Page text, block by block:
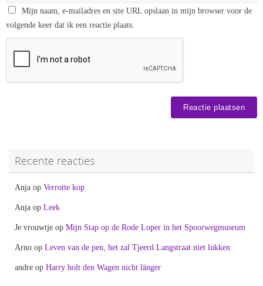
Mijn naam, e-mailadres en site URL opslaan in mijn browser voor de
volgende keer dat ik een reactie plaats.
Recente reacties
Anja op Verrotte kop
Anja op Leek
Je vrouwtje op Mijn Stap op de Rode Loper in het Spoorwegmuseum
Arno op Leven van de pen, het zal Tjeerd Langstraat niet lukken
andre op Harry holt den Wagen nicht länger